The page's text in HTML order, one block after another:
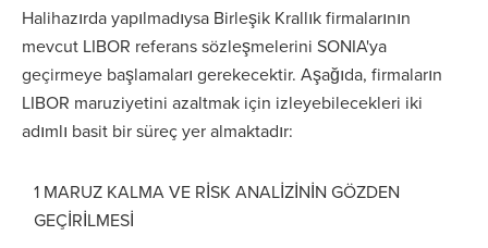
Halihazırda yapılmadıysa Birleşik Krallık firmalarının
mevcut LIBOR referans sözleşmelerini SONIA'ya
geçirmeye başlamaları gerekecektir. Aşağıda, firmaların
LIBOR maruziyetini azaltmak için izleyebilecekleri iki
adımlı basit bir süreç yer almaktadır:
1 MARUZ KALMA VE RİSK ANALİZİNİN GÖZDEN
GEÇİRİLMESİ